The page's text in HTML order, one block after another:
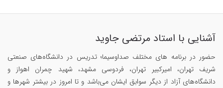
آشنایی با استاد مرتضی جاوید
حضور در برنامه های مختلف صداوسیما؛ تدریس در دانشگاه‌های صنعتی
شریف تهران، امیرکبیر تهران، فردوسی مشهد، شهید چمران اهواز و
دانشگاه‌های آزاد از دیگر سوابق ایشان می‌باشد و تا امروز در بیشتر شهرها و